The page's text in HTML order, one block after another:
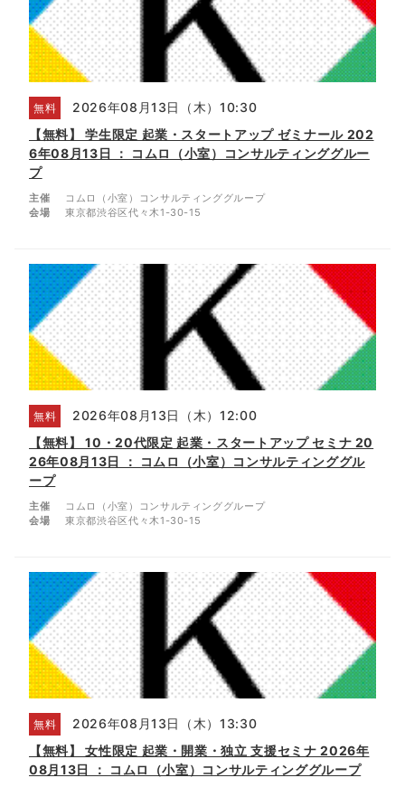
無料
2026年08月13日（木）10:30
【無料】 学生限定 起業・スタートアップ ゼミナール 202
6年08月13日 ： コムロ（小室）コンサルティンググルー
プ
主催
コムロ（小室）コンサルティンググループ
会場
東京都渋谷区代々木1-30-15
無料
2026年08月13日（木）12:00
【無料】 10・20代限定 起業・スタートアップ セミナ 20
26年08月13日 ： コムロ（小室）コンサルティンググル
ープ
主催
コムロ（小室）コンサルティンググループ
会場
東京都渋谷区代々木1-30-15
無料
2026年08月13日（木）13:30
【無料】 女性限定 起業・開業・独立 支援セミナ 2026年
08月13日 ： コムロ（小室）コンサルティンググループ